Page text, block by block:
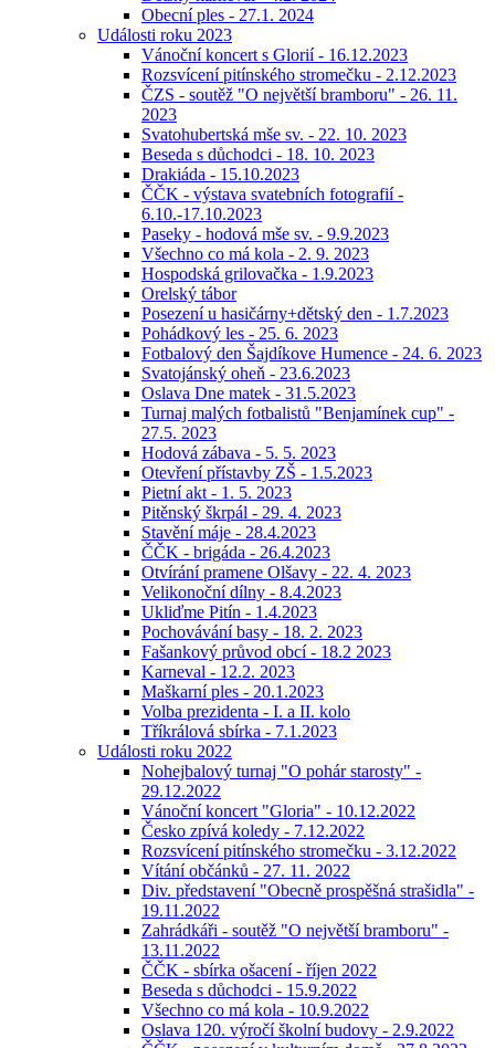
Obecní ples - 27.1. 2024
Události roku 2023
Vánoční koncert s Glorií - 16.12.2023
Rozsvícení pitínského stromečku - 2.12.2023
ČZS - soutěž "O největší bramboru" - 26. 11.
2023
Svatohubertská mše sv. - 22. 10. 2023
Beseda s důchodci - 18. 10. 2023
Drakiáda - 15.10.2023
ČČK - výstava svatebních fotografií -
6.10.-17.10.2023
Paseky - hodová mše sv. - 9.9.2023
Všechno co má kola - 2. 9. 2023
Hospodská grilovačka - 1.9.2023
Orelský tábor
Posezení u hasičárny+dětský den - 1.7.2023
Pohádkový les - 25. 6. 2023
Fotbalový den Šajdíkove Humence - 24. 6. 2023
Svatojánský oheň - 23.6.2023
Oslava Dne matek - 31.5.2023
Turnaj malých fotbalistů "Benjamínek cup" -
27.5. 2023
Hodová zábava - 5. 5. 2023
Otevření přístavby ZŠ - 1.5.2023
Pietní akt - 1. 5. 2023
Pitěnský škrpál - 29. 4. 2023
Stavění máje - 28.4.2023
ČČK - brigáda - 26.4.2023
Otvírání pramene Olšavy - 22. 4. 2023
Velikonoční dílny - 8.4.2023
Ukliďme Pitín - 1.4.2023
Pochovávání basy - 18. 2. 2023
Fašankový průvod obcí - 18.2 2023
Karneval - 12.2. 2023
Maškarní ples - 20.1.2023
Volba prezidenta - I. a II. kolo
Tříkrálová sbírka - 7.1.2023
Události roku 2022
Nohejbalový turnaj "O pohár starosty" -
29.12.2022
Vánoční koncert "Gloria" - 10.12.2022
Česko zpívá koledy - 7.12.2022
Rozsvícení pitínského stromečku - 3.12.2022
Vítání občánků - 27. 11. 2022
Div. představení "Obecně prospěšná strašidla" -
19.11.2022
Zahrádkáři - soutěž "O největší bramboru" -
13.11.2022
ČČK - sbírka ošacení - říjen 2022
Beseda s důchodci - 15.9.2022
Všechno co má kola - 10.9.2022
Oslava 120. výročí školní budovy - 2.9.2022